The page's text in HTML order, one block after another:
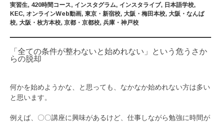
実習生, 420時間コース, インスタグラム, インスタライブ, 日本語学校,
KEC, オンラインWeb動画, 東京・新宿校, 大阪・梅田本校, 大阪・なんば
校, 大阪・枚方本校, 京都・京都校, 兵庫・神戸校
「全ての条件が整わないと始めれない」という危うさか
らの脱却
何かを始めようかな、と思っても、なかなか始めれない方は多い
と思います。
例えば、〇〇講座に興味があるけど、仕事しながら勉強に時間が